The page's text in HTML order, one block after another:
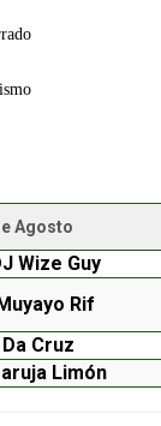
Agosto
Wize Guy
Muyayo Rif
Da Cruz
Limón